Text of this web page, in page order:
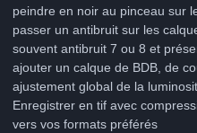
peindre en noir au pinceau sur
passer un antibruit sur les
souvent antibruit 7 ou 8 et
ajouter un calque de BDB, de
ajustement global de la
Enregistrer en tif avec
vers vos formats préférés